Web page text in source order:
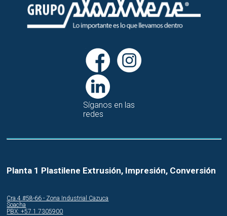
Síganos en las
redes
Planta 1 Plastilene Extrusión, Impresión, Conversión
Cra.4 #58-66 - Zona Industrial Cazuca
Soacha
PBX: +57 1 7305900